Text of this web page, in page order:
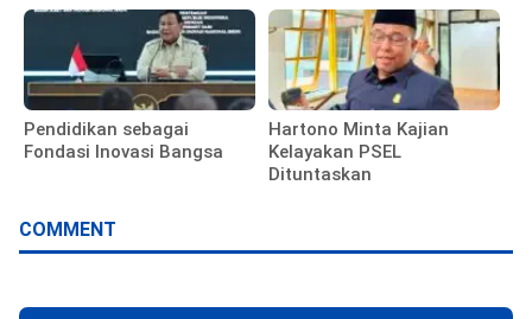
Pendidikan sebagai
Fondasi Inovasi Bangsa
Hartono Minta Kajian
Kelayakan PSEL
Dituntaskan
COMMENT